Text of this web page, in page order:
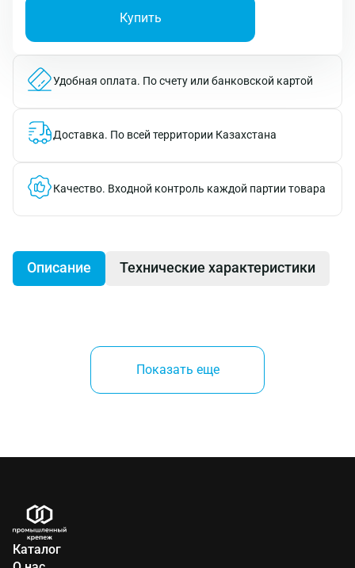
Купить
Удобная оплата. По счету или банковской картой
Доставка. По всей территории Казахстана
Качество. Входной контроль каждой партии товара
Описание Технические характеристики
Для кирпича с вертикальными пустотами,
пустотелых блоков, силикатного пустотелого
кирпича, легкого бетона, полнотелого пемзового
Производитель:
Fischer (Германия)
Показать еще
Каталог